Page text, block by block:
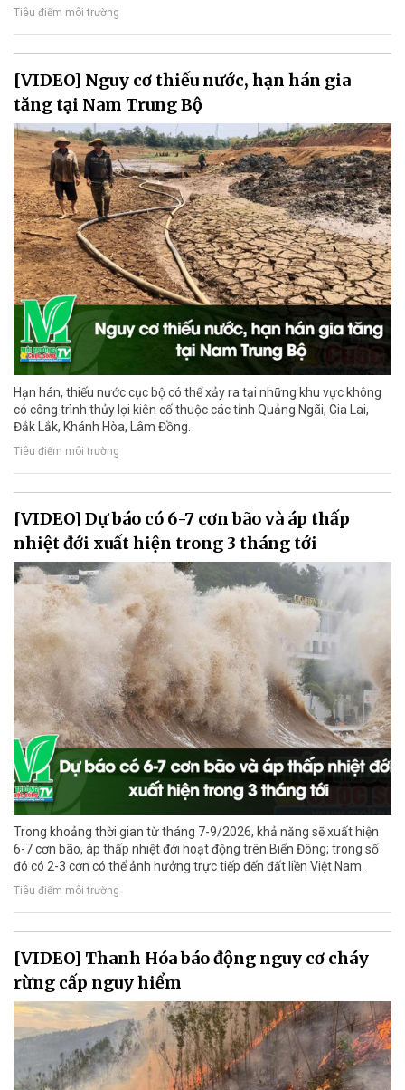
Tiêu điểm môi trường
[VIDEO] Nguy cơ thiếu nước, hạn hán gia
tăng tại Nam Trung Bộ
Hạn hán, thiếu nước cục bộ có thể xảy ra tại những khu vực không
có công trình thủy lợi kiên cố thuộc các tỉnh Quảng Ngãi, Gia Lai,
Đắk Lắk, Khánh Hòa, Lâm Đồng.
Tiêu điểm môi trường
[VIDEO] Dự báo có 6-7 cơn bão và áp thấp
nhiệt đới xuất hiện trong 3 tháng tới
Trong khoảng thời gian từ tháng 7-9/2026, khả năng sẽ xuất hiện
6-7 cơn bão, áp thấp nhiệt đới hoạt động trên Biển Đông; trong số
đó có 2-3 cơn có thể ảnh hưởng trực tiếp đến đất liền Việt Nam.
Tiêu điểm môi trường
[VIDEO] Thanh Hóa báo động nguy cơ cháy
rừng cấp nguy hiểm